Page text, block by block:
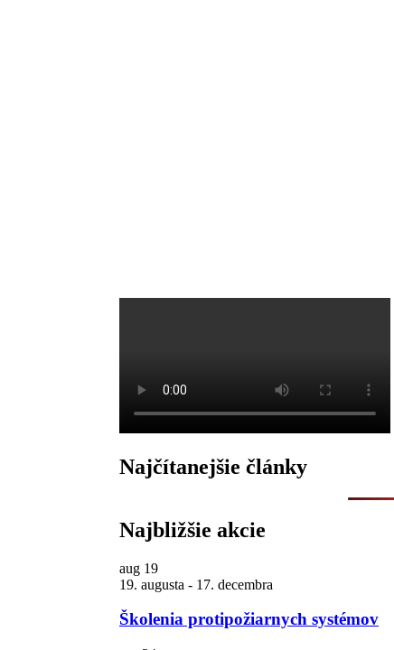
Najčítanejšie články
Najbližšie akcie
aug 19
19. augusta - 17. decembra
Školenia protipožiarnych systémov